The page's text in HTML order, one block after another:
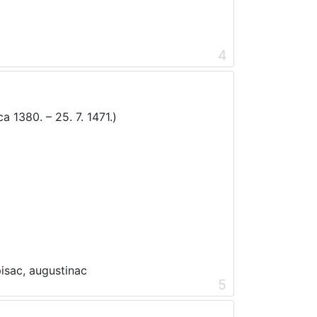
4
1380. – 25. 7. 1471.)
5